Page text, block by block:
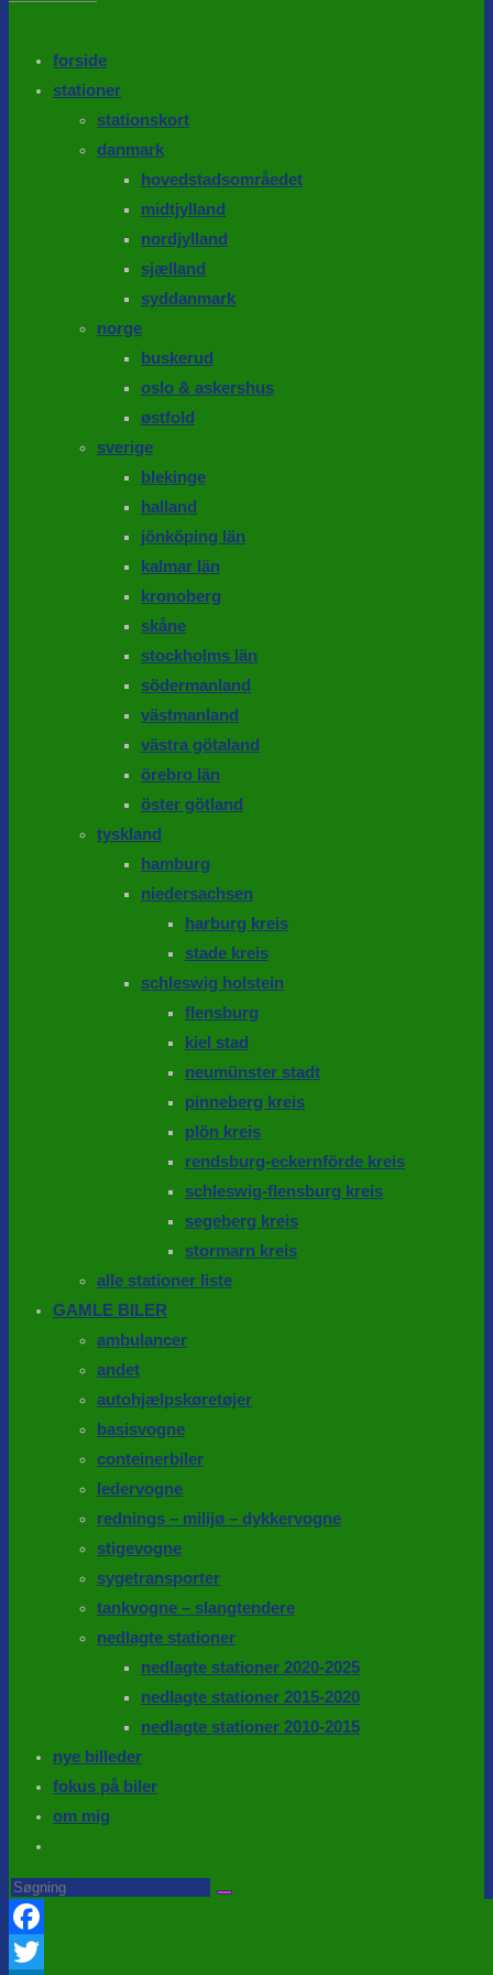
forside
stationer
stationskort
danmark
hovedstadsområedet
midtjylland
nordjylland
sjælland
syddanmark
norge
buskerud
oslo & askershus
østfold
sverige
blekinge
halland
jönköping län
kalmar län
kronoberg
skåne
stockholms län
södermanland
västmanland
västra götaland
örebro län
öster götland
tyskland
hamburg
niedersachsen
harburg kreis
stade kreis
schleswig holstein
flensburg
kiel stad
neumünster stadt
pinneberg kreis
plön kreis
rendsburg-eckernförde kreis
schleswig-flensburg kreis
segeberg kreis
stormarn kreis
alle stationer liste
GAMLE BILER
ambulancer
andet
autohjælpskøretøjer
basisvogne
conteinerbiler
ledervogne
rednings – milijø – dykkervogne
stigevogne
sygetransporter
tankvogne – slangtendere
nedlagte stationer
nedlagte stationer 2020-2025
nedlagte stationer 2015-2020
nedlagte stationer 2010-2015
nye billeder
fokus på biler
om mig
website
Search
this
website
Facebook